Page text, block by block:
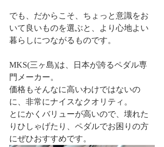
でも、だからこそ、ちょっと意識をお
いて良いものを選ぶと、より心地よい
暮らしにつながるものです。
MKS(三ヶ島)は、日本が誇るペダル専
門メーカー。
価格もそんなに高いわけではないの
に、非常にナイスなクオリティ。
とにかくバリューが高いので、壊れた
りひしゃげたり、ペダルでお困りの方
にぜひおすすめです。